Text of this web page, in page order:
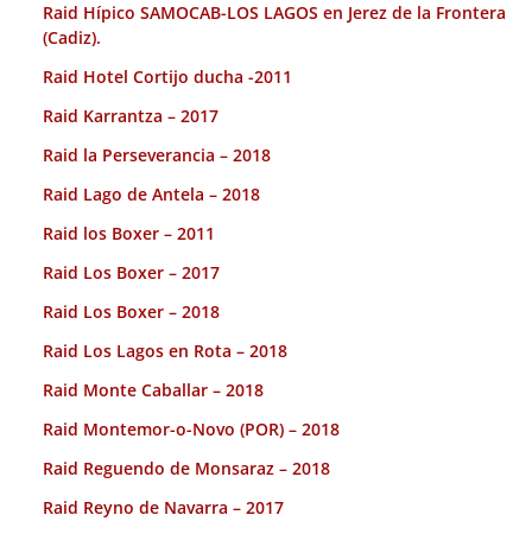
Raid Hípico SAMOCAB-LOS LAGOS en Jerez de la Frontera
(Cadiz).
Raid Hotel Cortijo ducha -2011
Raid Karrantza – 2017
Raid la Perseverancia – 2018
Raid Lago de Antela – 2018
Raid los Boxer – 2011
Raid Los Boxer – 2017
Raid Los Boxer – 2018
Raid Los Lagos en Rota – 2018
Raid Monte Caballar – 2018
Raid Montemor-o-Novo (POR) – 2018
Raid Reguendo de Monsaraz – 2018
Raid Reyno de Navarra – 2017